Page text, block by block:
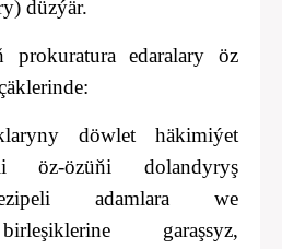
düzýär.
prokuratura edaralary öz
döwlet häkimiýet
öz-özüňi dolandyryş
adamlara we
garaşsyz,